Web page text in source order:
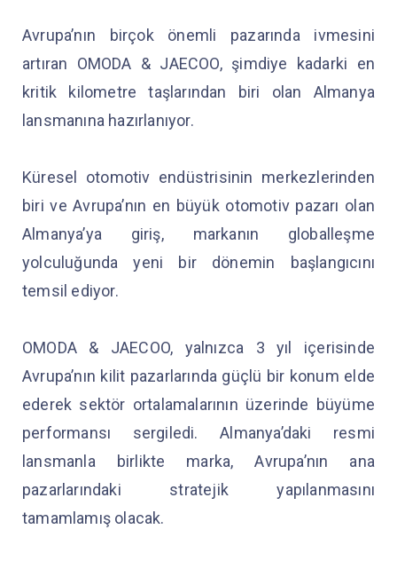
Avrupa’nın birçok önemli pazarında ivmesini
artıran OMODA & JAECOO, şimdiye kadarki en
kritik kilometre taşlarından biri olan Almanya
lansmanına hazırlanıyor.
Küresel otomotiv endüstrisinin merkezlerinden
biri ve Avrupa’nın en büyük otomotiv pazarı olan
Almanya’ya giriş, markanın globalleşme
yolculuğunda yeni bir dönemin başlangıcını
temsil ediyor.
OMODA & JAECOO, yalnızca 3 yıl içerisinde
Avrupa’nın kilit pazarlarında güçlü bir konum elde
ederek sektör ortalamalarının üzerinde büyüme
performansı sergiledi. Almanya’daki resmi
lansmanla birlikte marka, Avrupa’nın ana
pazarlarındaki stratejik yapılanmasını
tamamlamış olacak.